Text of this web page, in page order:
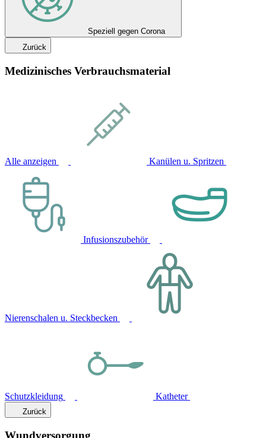
Speziell gegen Corona
Zurück
Medizinisches Verbrauchsmaterial
Alle anzeigen Kanülen u. Spritzen
Infusionszubehör
Nierenschalen u. Steckbecken
Schutzkleidung Katheter
Zurück
Wundversorgung